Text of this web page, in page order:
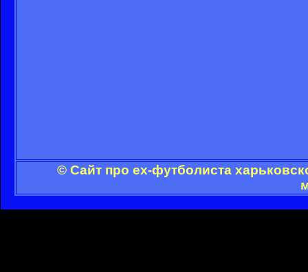
© Сайт про ex-футболиста